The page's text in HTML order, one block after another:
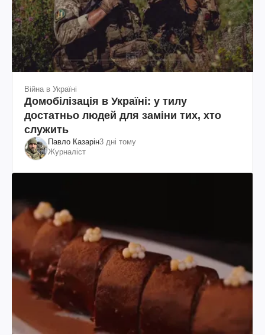
Війна в Україні
Домобілізація в Україні: у тилу
достатньо людей для заміни тих, хто
служить
Павло Казарін3 дні тому
Журналіст